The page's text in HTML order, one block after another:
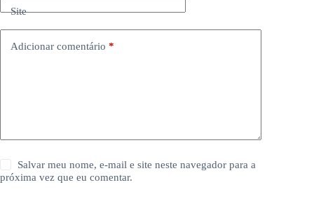
Site
Adicionar comentário *
Salvar meu nome, e-mail e site neste navegador para a
próxima vez que eu comentar.